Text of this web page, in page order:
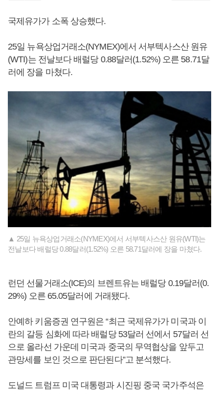
국제유가가 소폭 상승했다.
25일 뉴욕상업거래소(NYMEX)에서 서부텍사스산 원유
(WTI)는 전날보다 배럴당 0.88달러(1.52%) 오른 58.71달
러에 장을 마쳤다.
▲ 25일 뉴욕상업거래소(NYMEX)에서 서부텍사스산 원유(WTI)는
전날보다 배럴당 0.88달러(1.52%) 오른 58.71달러에 장을 마쳤다.
런던 선물거래소(ICE)의 브렌트유는 배럴당 0.19달러(0.
29%) 오른 65.05달러에 거래됐다.
안예하 키움증권 연구원은 “최근 국제유가가 미국과 이
란의 갈등 심화에 따라 배럴당 53달러 선에서 57달러 선
으로 올라선 가운데 미국과 중국의 무역협상을 앞두고
관망세를 보인 것으로 판단된다”고 분석했다.
도널드 트럼프 미국 대통령과 시진핑 중국 국가주석은